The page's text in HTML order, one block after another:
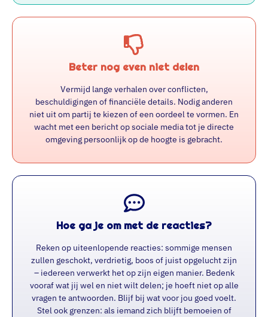
Beter nog even niet delen
Vermijd lange verhalen over conflicten,
beschuldigingen of financiële details. Nodig anderen
niet uit om partij te kiezen of een oordeel te vormen. En
wacht met een bericht op sociale media tot je directe
omgeving persoonlijk op de hoogte is gebracht.
Hoe ga je om met de reacties?
Reken op uiteenlopende reacties: sommige mensen
zullen geschokt, verdrietig, boos of juist opgelucht zijn
– iedereen verwerkt het op zijn eigen manier. Bedenk
vooraf wat jij wel en niet wilt delen; je hoeft niet op alle
vragen te antwoorden. Blijf bij wat voor jou goed voelt.
Stel ook grenzen: als iemand zich blijft bemoeien of